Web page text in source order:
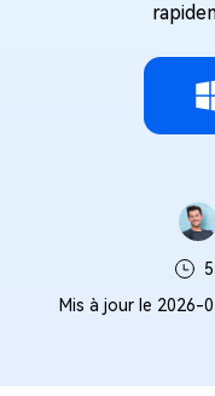
Mis à jour le 2026-